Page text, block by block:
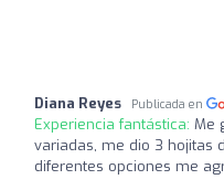
Diana Reyes Publicada en
Experiencia fantástica: Me
variadas, me dio 3 hojitas
diferentes opciones me